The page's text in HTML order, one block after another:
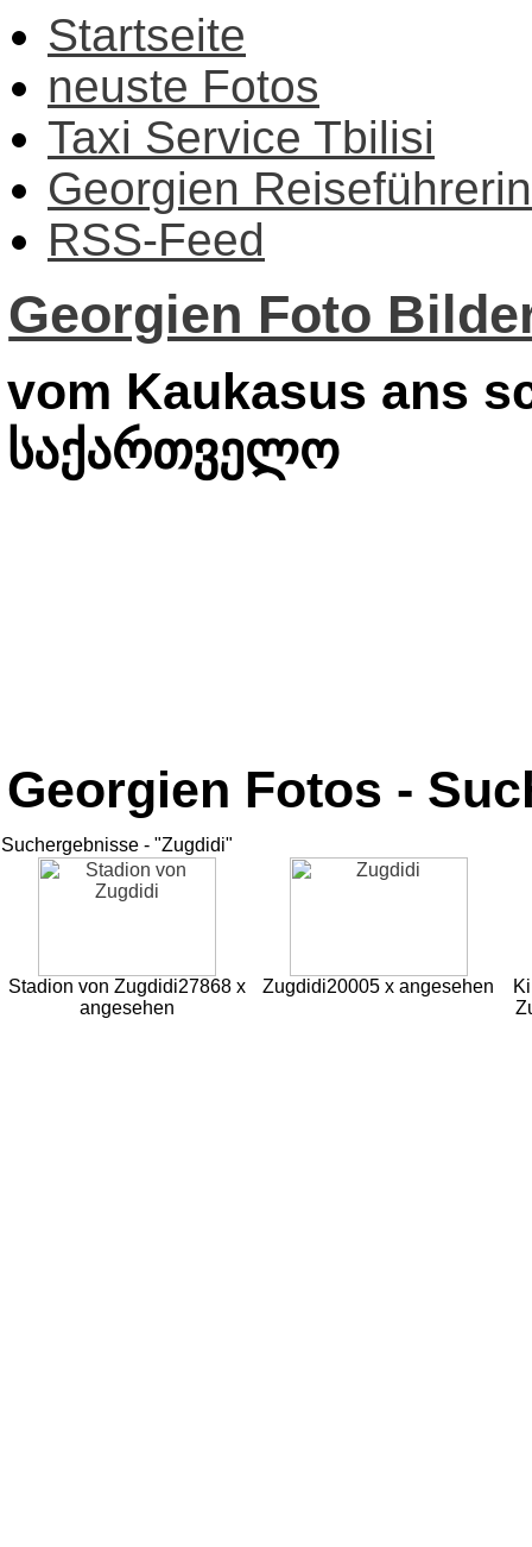
Startseite
neuste Fotos
Taxi Service Tbilisi
Georgien Reiseführerin
RSS-Feed
Georgien Foto
vom Kaukasus ans
საქართველო
Georgien Fotos -
Suchergebnisse - "Zugdidi"
Stadion von Zugdidi27868 x
angesehen
Zugdidi20005 x angesehen